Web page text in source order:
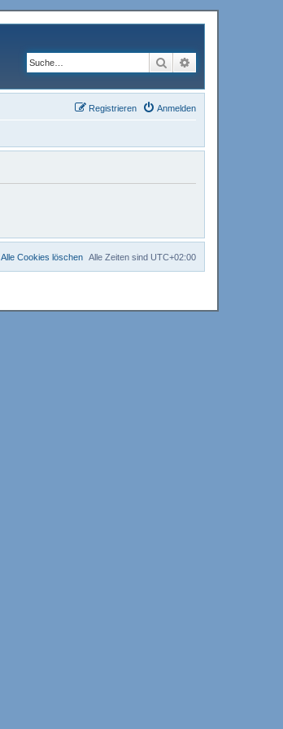
Suche
Anmelden
Registrieren
Alle Zeiten sind UTC+02:00
Alle Cookies löschen